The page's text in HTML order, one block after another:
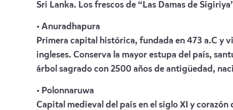
Sri Lanka. Los frescos de “Las Damas de
• Anuradhapura
Primera capital histórica, fundada en 473 a.C y
ingleses. Conserva la mayor estupa del país,
árbol sagrado con 2500 años de antigüedad,
• Polonnaruwa
Capital medieval del país en el siglo XI y